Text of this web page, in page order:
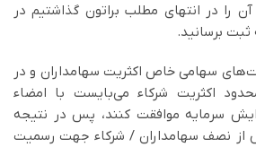
را در انتهای مطلب براتون گذاشتیم در
برسانید.
سهامی خاص اکثریت سهامداران و در
اکثریت شرکاء می‌بایست با امضاء
سرمایه موافقت کنند، پس در نتیجه
از نصف سهامداران / شرکاء جهت رسمیت